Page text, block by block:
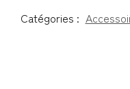
Catégories :